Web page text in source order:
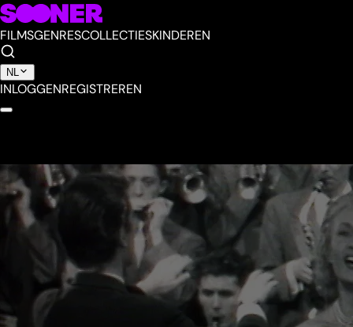
FILMSGENRESCOLLECTIESKINDEREN
NL
INLOGGENREGISTREREN